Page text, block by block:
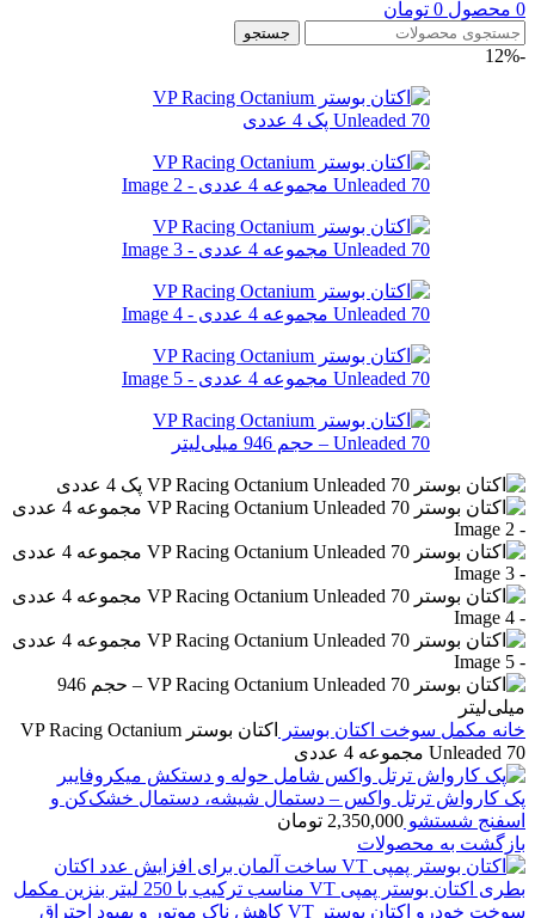
0 محصول 0 تومان
جستجو
-12%
خانه مکمل سوخت اکتان بوستر
اکتان بوستر VP Racing Octanium
Unleaded 70 مجموعه 4 عددی
پک کارواش ترتل واکس – دستمال شیشه، دستمال خشک‌کن و
اسفنج شستشو 2,350,000 تومان
بازگشت به محصولات